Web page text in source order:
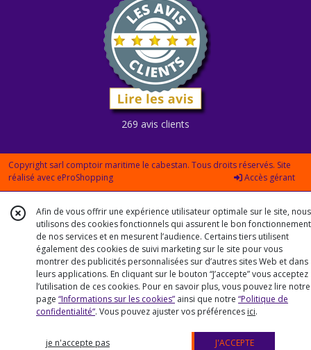
269 avis clients
Copyright sarl comptoir maritime le cabestan. Tous droits réservés. Site
réalisé avec eProShopping Accès gérant
Afin de vous offrir une expérience utilisateur optimale sur le site, nous
utilisons des cookies fonctionnels qui assurent le bon fonctionnement
de nos services et en mesurent l’audience. Certains tiers utilisent
également des cookies de suivi marketing sur le site pour vous
montrer des publicités personnalisées sur d’autres sites Web et dans
leurs applications. En cliquant sur le bouton “J’accepte” vous acceptez
l’utilisation de ces cookies. Pour en savoir plus, vous pouvez lire notre
page “Informations sur les cookies” ainsi que notre “Politique de
confidentialité“. Vous pouvez ajuster vos préférences ici.
je n'accepte pas J'ACCEPTE